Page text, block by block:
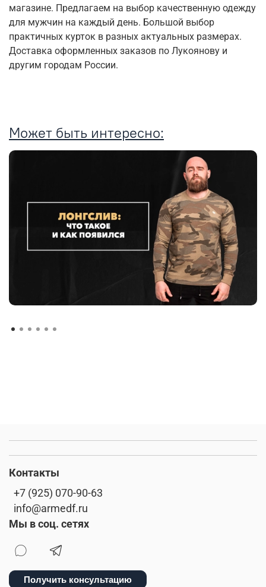
магазине. Предлагаем на выбор качественную одежду
для мужчин на каждый день. Большой выбор
практичных курток в разных актуальных размерах.
Доставка оформленных заказов по Лукоянову и
другим городам России.
Может быть интересно:
Контакты
+7 (925) 070-90-63
info@armedf.ru
Мы в соц. сетях
Получить консультацию